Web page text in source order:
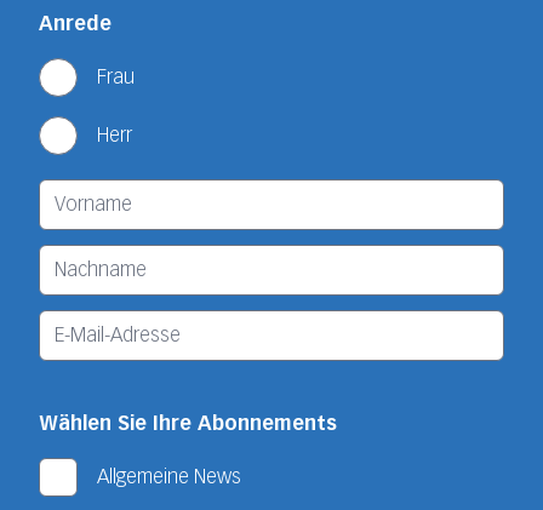
Anrede
Frau
Herr
Wählen Sie Ihre Abonnements
Allgemeine News